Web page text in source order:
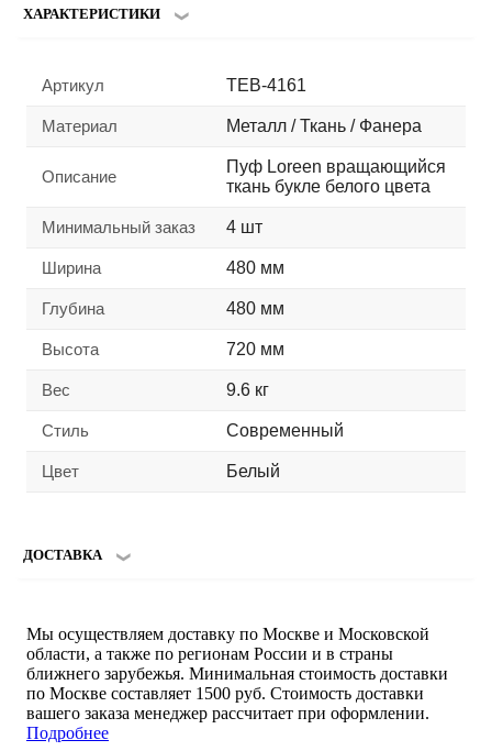
ХАРАКТЕРИСТИКИ
Артикул TEB-4161
Материал Металл / Ткань / Фанера
Описание
Пуф Loreen вращающийся
ткань букле белого цвета
Минимальный заказ 4 шт
Ширина 480 мм
Глубина 480 мм
Высота 720 мм
Вес 9.6 кг
Стиль Современный
Цвет Белый
ДОСТАВКА
Мы осуществляем доставку по Москве и Московской
области, а также по регионам России и в страны
ближнего зарубежья. Минимальная стоимость доставки
по Москве составляет 1500 руб. Стоимость доставки
вашего заказа менеджер рассчитает при оформлении.
Подробнее